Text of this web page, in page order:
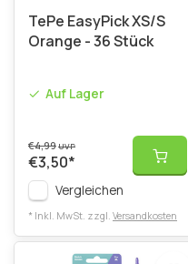
TePe EasyPick XS/S
Orange - 36 Stück
Auf Lager
€4,99UVP
€3,50*
Vergleichen
* Inkl. MwSt. zzgl. Versandkosten